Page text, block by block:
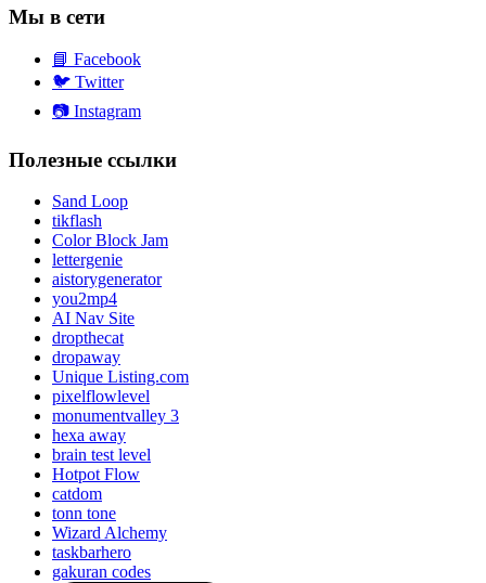
Мы в сети
📘 Facebook
🐦 Twitter
📷 Instagram
Полезные ссылки
Sand Loop
tikflash
Color Block Jam
lettergenie
aistorygenerator
you2mp4
AI Nav Site
dropthecat
dropaway
Unique Listing.com
pixelflowlevel
monumentvalley 3
hexa away
brain test level
Hotpot Flow
catdom
tonn tone
Wizard Alchemy
taskbarhero
gakuran codes